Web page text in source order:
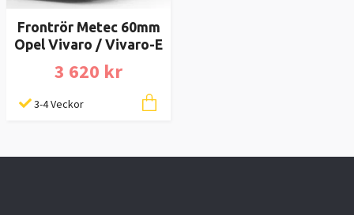
Frontrör Metec 60mm
Opel Vivaro / Vivaro-E
3 620 kr
3-4 Veckor